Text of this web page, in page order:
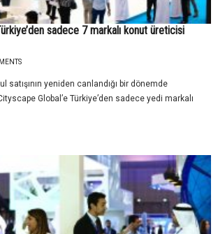
sadece 7 markalı konut üreticisi
satışının yeniden canlandığı bir dönemde
Global’e Türkiye’den sadece yedi markalı